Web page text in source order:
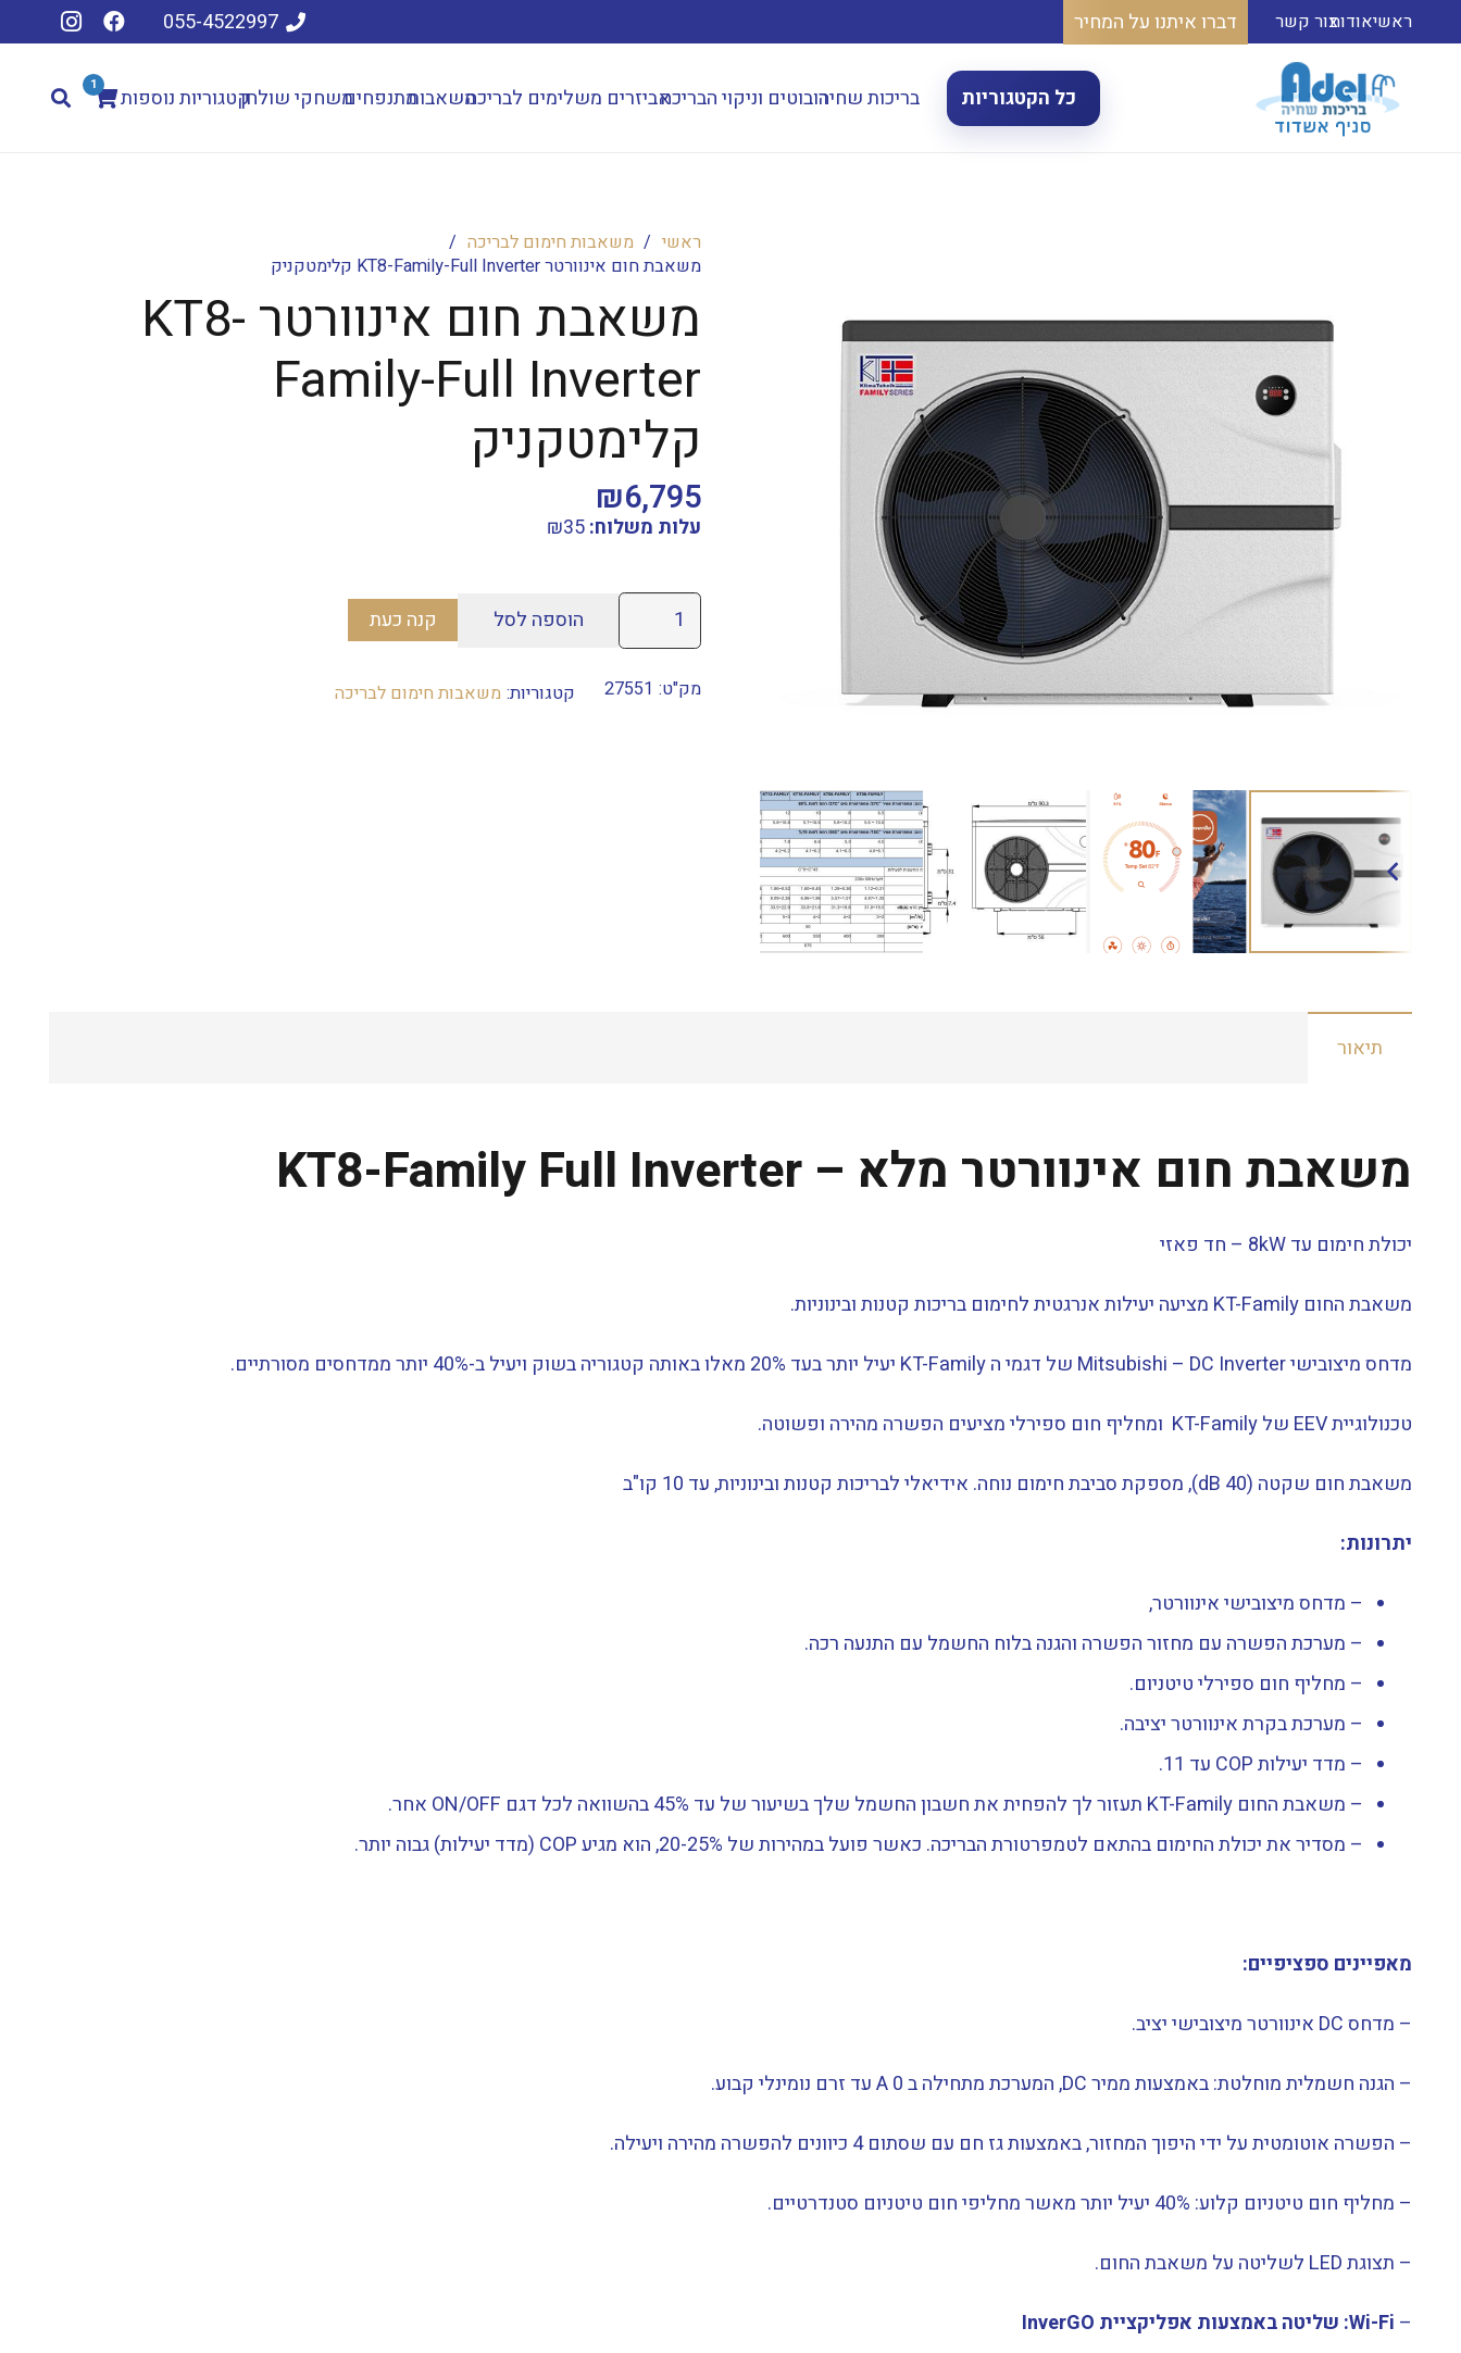
ראשיאודותצור קשר דברו איתנו על המחיר 055-4522997
כל הקטגוריות בריכות שחיהרובוטים וניקוי הבריכהאביזרים משלימים לבריכהמשאבותמתנפחיםמשחקי שולחןקטגוריות נוספות 1
ראשי / משאבות חימום לבריכה /
משאבת חום אינוורטר KT8-Family-Full Inverter קלימטקניק
משאבת חום אינוורטר KT8-
Family-Full Inverter
קלימטקניק
₪6,795
עלות משלוח: ₪35
כמות
של
חום
הוספה לסל קנה כעת
מק"ט: 27551 קטגוריות: משאבות חימום לבריכה
תיאור
משאבת חום אינוורטר מלא – KT8-Family Full Inverter
יכולת חימום עד 8kW – חד פאזי
משאבת החום KT-Family מציעה יעילות אנרגטית לחימום בריכות קטנות ובינוניות.
מדחס מיצובישי Mitsubishi – DC Inverter של דגמי ה KT-Family יעיל יותר בעד 20% מאלו באותה קטגוריה בשוק ויעיל ב-40% יותר ממדחסים מסורתיים.
טכנולוגיית EEV של KT-Family ומחליף חום ספירלי מציעים הפשרה מהירה ופשוטה.
משאבת חום שקטה (40 dB), מספקת סביבת חימום נוחה. אידיאלי לבריכות קטנות ובינוניות, עד 10 קו"ב
יתרונות:
– מדחס מיצובישי אינוורטר,
– מערכת הפשרה עם מחזור הפשרה והגנה בלוח החשמל עם התנעה רכה.
– מחליף חום ספירלי טיטניום.
– מערכת בקרת אינוורטר יציבה.
– מדד יעילות COP עד 11.
– משאבת החום KT-Family תעזור לך להפחית את חשבון החשמל שלך בשיעור של עד 45% בהשוואה לכל דגם ON/OFF אחר.
– מסדיר את יכולת החימום בהתאם לטמפרטורת הבריכה. כאשר פועל במהירות של 20-25%, הוא מגיע COP (מדד יעילות) גבוה יותר.
מאפיינים ספציפיים:
– מדחס DC אינוורטר מיצובישי יציב.
– הגנה חשמלית מוחלטת: באמצעות ממיר DC, המערכת מתחילה ב 0 A עד זרם נומינלי קבוע.
– הפשרה אוטומטית על ידי היפוך המחזור, באמצעות גז חם עם שסתום 4 כיוונים להפשרה מהירה ויעילה.
– מחליף חום טיטניום קלוע: 40% יעיל יותר מאשר מחליפי חום טיטניום סטנדרטיים.
– תצוגת LED לשליטה על משאבת החום.
– Wi-Fi: שליטה באמצעות אפליקציית InverGO